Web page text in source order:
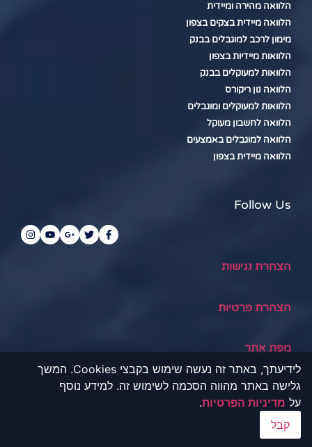
הלוואה מהירה ומיידית
הלוואה מיידית בצקים בצפון
מימון לרכב למוגבלים בבנק
הלוואות מיידיות בצפון
הלוואות למעוקלים בבנק
הלוואה נון ריקורס
הלוואות למעוקלים ומוגבלים
הלוואה לחשבון מעוקל
הלוואה למוגבלים באמצעים
הלוואה מיידית בצפון
Follow Us
הצהרת נגישות
הצהרת פרטיות
מפת אתר
תנאי שימוש
לידיעתך, באתר זה נעשה שימוש בקבצי Cookies. המשך
גלישה באתר מהווה הסכמה לשימוש זה. למידע נוסף
על מדיניות הפרטיות.
קבל